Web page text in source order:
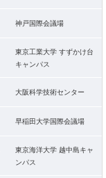
神戸国際会議場
東京工業大学 すずかけ台
キャンパス
大阪科学技術センター
早稲田大学国際会議場
東京海洋大学 越中島キャ
ンパス